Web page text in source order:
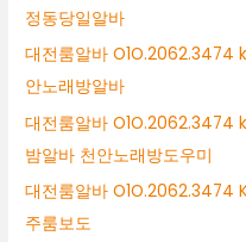
정동당일알바
대전룸알바 O1O.2062.3474
안노래방알바
대전룸알바 O1O.2062.3474
밤알바 천안노래방도우미
대전룸알바 O1O.2062.3474
주룸보도